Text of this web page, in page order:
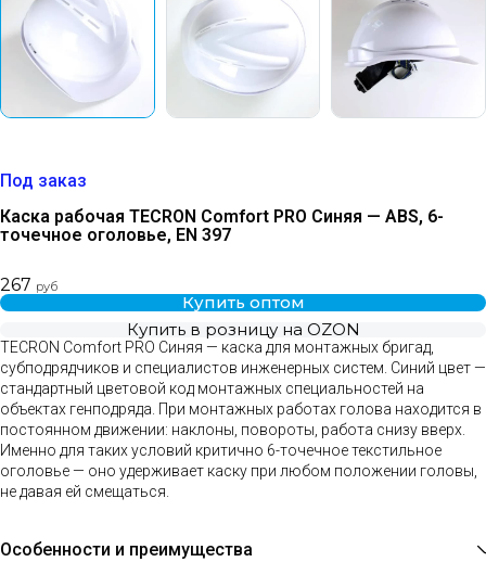
Под заказ
Каска рабочая TECRON Comfort PRO Синяя — ABS, 6-
точечное оголовье, EN 397
267 руб
Купить оптом
Купить в розницу на OZON
TECRON Comfort PRO Синяя — каска для монтажных бригад,
субподрядчиков и специалистов инженерных систем. Синий цвет —
стандартный цветовой код монтажных специальностей на
объектах генподряда. При монтажных работах голова находится в
постоянном движении: наклоны, повороты, работа снизу вверх.
Именно для таких условий критично 6-точечное текстильное
оголовье — оно удерживает каску при любом положении головы,
не давая ей смещаться.
Особенности и преимущества